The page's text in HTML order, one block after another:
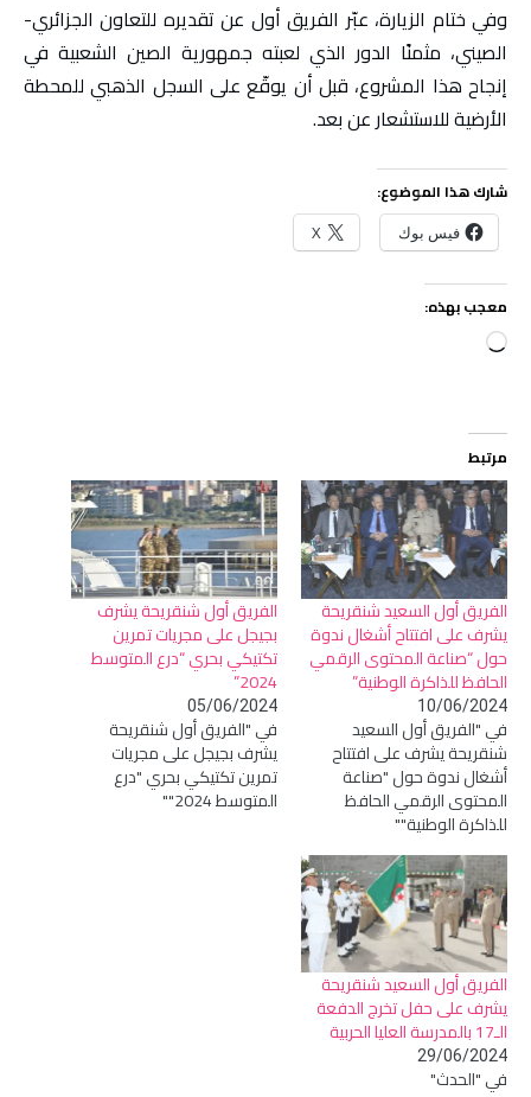
وفي ختام الزيارة، عبّر الفريق أول عن تقديره للتعاون الجزائري-
الصيني، مثمنًا الدور الذي لعبته جمهورية الصين الشعبية في
إنجاح هذا المشروع، قبل أن يوقّع على السجل الذهبي للمحطة
الأرضية للاستشعار عن بعد.
شارك هذا الموضوع:
فيس بوك X
معجب بهذه:
جاري
مرتبط
الفريق أول السعيد شنقريحة
يشرف على افتتاح أشغال ندوة
حول “صناعة المحتوى الرقمي
الحافظ للذاكرة الوطنية”
10/06/2024
في "الفريق أول السعيد
شنقريحة يشرف على افتتاح
أشغال ندوة حول "صناعة
المحتوى الرقمي الحافظ
للذاكرة الوطنية""
الفريق أول شنقريحة يشرف
بجيجل على مجريات تمرين
تكتيكي بحري “درع المتوسط
2024”
05/06/2024
في "الفريق أول شنقريحة
يشرف بجيجل على مجريات
تمرين تكتيكي بحري "درع
المتوسط 2024""
الفريق أول السعيد شنقريحة
يشرف على حفل تخرج الدفعة
الـ17 بالمدرسة العليا الحربية
29/06/2024
في "الحدث"